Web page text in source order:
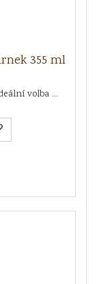
355 ml
volba ...